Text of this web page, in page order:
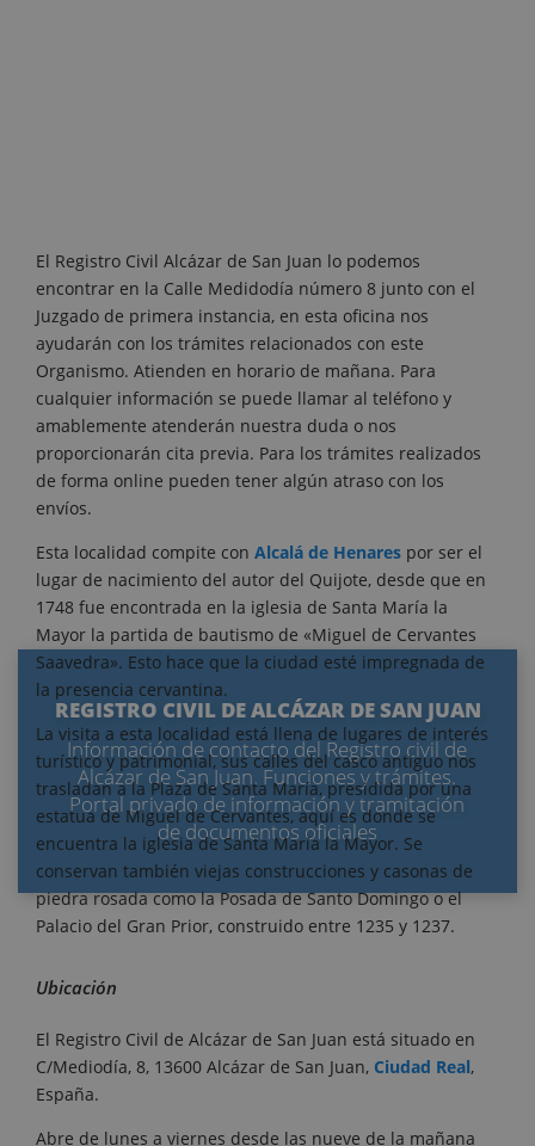
REGISTRO CIVIL DE ALCÁZAR DE SAN JUAN
Información de contacto del Registro civil de
Alcázar de San Juan. Funciones y trámites.
Portal privado de información y tramitación
de documentos oficiales
El Registro Civil Alcázar de San Juan lo podemos
encontrar en la Calle Medidodía número 8 junto con el
Juzgado de primera instancia, en esta oficina nos
ayudarán con los trámites relacionados con este
Organismo. Atienden en horario de mañana. Para
cualquier información se puede llamar al teléfono y
amablemente atenderán nuestra duda o nos
proporcionarán cita previa. Para los trámites realizados
de forma online pueden tener algún atraso con los
envíos.
Esta localidad compite con Alcalá de Henares por ser el
lugar de nacimiento del autor del Quijote, desde que en
1748 fue encontrada en la iglesia de Santa María la
Mayor la partida de bautismo de «Miguel de Cervantes
Saavedra». Esto hace que la ciudad esté impregnada de
la presencia cervantina.
La visita a esta localidad está llena de lugares de interés
turístico y patrimonial, sus calles del casco antiguo nos
trasladan a la Plaza de Santa María, presidida por una
estatua de Miguel de Cervantes, aquí es donde se
encuentra la iglesia de Santa María la Mayor. Se
conservan también viejas construcciones y casonas de
piedra rosada como la Posada de Santo Domingo o el
Palacio del Gran Prior, construido entre 1235 y 1237.
Ubicación
El Registro Civil de Alcázar de San Juan está situado en
C/Mediodía, 8, 13600 Alcázar de San Juan, Ciudad Real,
España.
Abre de lunes a viernes desde las nueve de la mañana